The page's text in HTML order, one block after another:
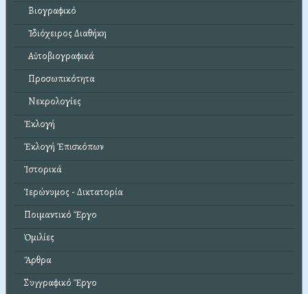
Βιογραφικό
Ἰδιόχειρος Διαθήκη
Αὐτοβιογραφικά
Προσωπικότητα
Νεκρολογίες
Ἐκλογή
Ἐκλογή Ἐπισκόπων
Ἱστορικά
Ἱερώνυμος - Δικτατορία
Ποιμαντικό Ἔργο
Ὁμιλίες
Ἄρθρα
Συγγραφικό Ἔργο